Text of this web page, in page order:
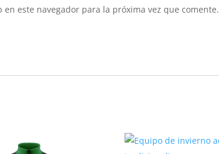
este navegador para la próxima vez que comente.